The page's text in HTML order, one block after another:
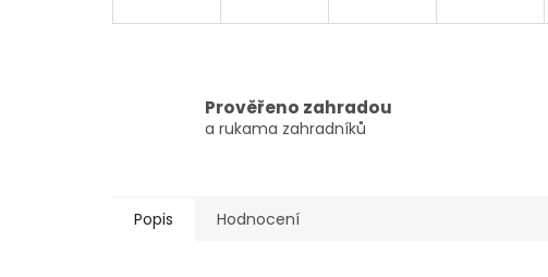
Prověřeno zahradou
a rukama zahradníků
Popis Hodnocení